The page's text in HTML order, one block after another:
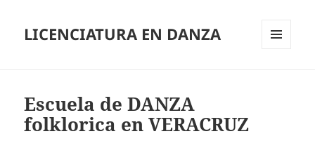
LICENCIATURA EN DANZA
Escuela de DANZA
folklorica en VERACRUZ